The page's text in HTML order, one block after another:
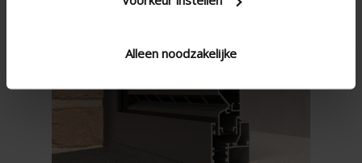
Alleen noodzakelijke